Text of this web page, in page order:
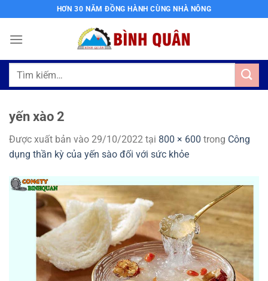
qua
nội
HƠN 30 NĂM ĐỒNG HÀNH CÙNG NHÀ NÔNG
Tìm
yến xào 2
Được xuất bản vào 29/10/2022 tại 800 × 600 trong Công
dụng thần kỳ của yến sào đối với sức khỏe